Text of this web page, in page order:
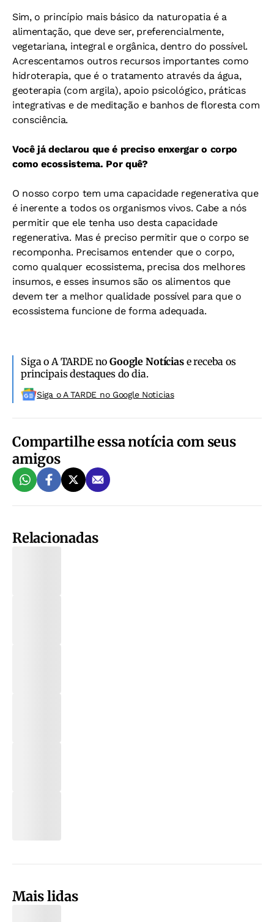
Sim, o princípio mais básico da naturopatia é a
alimentação, que deve ser, preferencialmente,
vegetariana, integral e orgânica, dentro do possível.
Acrescentamos outros recursos importantes como
hidroterapia, que é o tratamento através da água,
geoterapia (com argila), apoio psicológico, práticas
integrativas e de meditação e banhos de floresta com
consciência.
Você já declarou que é preciso enxergar o corpo
como ecossistema. Por quê?
O nosso corpo tem uma capacidade regenerativa que
é inerente a todos os organismos vivos. Cabe a nós
permitir que ele tenha uso desta capacidade
regenerativa. Mas é preciso permitir que o corpo se
recomponha. Precisamos entender que o corpo,
como qualquer ecossistema, precisa dos melhores
insumos, e esses insumos são os alimentos que
devem ter a melhor qualidade possível para que o
ecossistema funcione de forma adequada.
Siga o A TARDE noGoogle Notíciase receba os
principais destaques do dia.
Siga o A TARDE no Google Noticias
Compartilhe essa notícia com seus
amigos
Relacionadas
Mais lidas